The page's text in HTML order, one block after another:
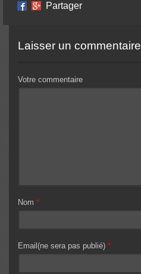
Partager
Laisser un commentaire
Votre commentaire
Nom *
Email(ne sera pas publié) *